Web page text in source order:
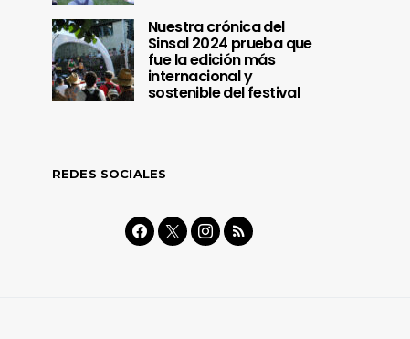
Nuestra crónica del
Sinsal 2024 prueba que
fue la edición más
internacional y
sostenible del festival
REDES SOCIALES